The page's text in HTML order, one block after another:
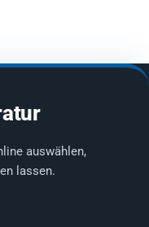
auswählen,
lassen.